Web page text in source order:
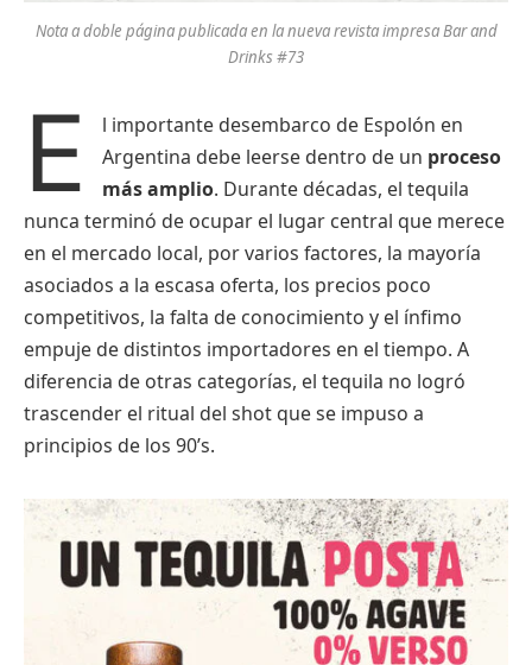
Nota a doble página publicada en la nueva revista impresa Bar and
Drinks #73
E
l importante desembarco de Espolón en
Argentina debe leerse dentro de un proceso
más amplio. Durante décadas, el tequila
nunca terminó de ocupar el lugar central que merece
en el mercado local, por varios factores, la mayoría
asociados a la escasa oferta, los precios poco
competitivos, la falta de conocimiento y el ínfimo
empuje de distintos importadores en el tiempo. A
diferencia de otras categorías, el tequila no logró
trascender el ritual del shot que se impuso a
principios de los 90’s.